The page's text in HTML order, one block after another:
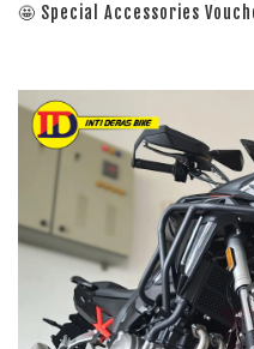
🤩 Special Accessories